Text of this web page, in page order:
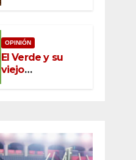
OPINIÓN
El Verde y su
viejo
oportunismo